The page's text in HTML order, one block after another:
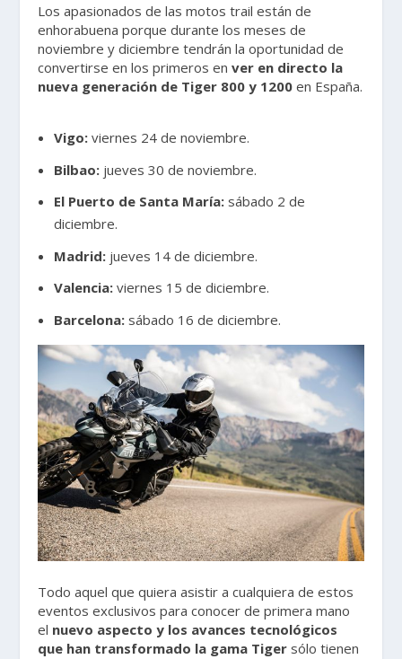
Los apasionados de las motos trail están de
enhorabuena porque durante los meses de
noviembre y diciembre tendrán la oportunidad de
convertirse en los primeros enver en directo la
nueva generación de Tiger 800 y 1200 en España.
Vigo:viernes 24 de noviembre.
Bilbao:jueves 30 de noviembre.
El Puerto de Santa María:sábado 2 de
diciembre.
Madrid:jueves 14 de diciembre.
Valencia:viernes 15 de diciembre.
Barcelona:sábado 16 de diciembre.
Todo aquel que quiera asistir a cualquiera de estos
eventos exclusivos para conocer de primera mano
el nuevo aspecto y los avances tecnológicos
que han transformado la gama Tiger sólo tienen